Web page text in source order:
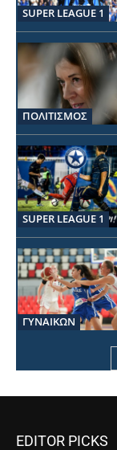
SUPER LEAGUE 1
ΠΟΛΙΤΙΣΜΟΣ
SUPER LEAGUE 1
ΓΥΝΑΙΚΩΝ
EDITOR PICKS